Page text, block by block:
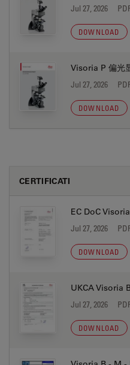
Jul 27, 2026
DOWNLOAD
Visoria P 偏光
Jul 27, 2026
DOWNLOAD
CERTIFICATI
EC DoC
Jul 27, 2026
DOWNLOAD
UKCA Visoria
Jul 27, 2026
DOWNLOAD